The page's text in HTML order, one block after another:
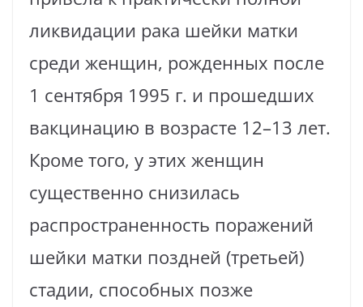
ликвидации рака шейки матки
среди женщин, рожденных после
1 сентября 1995 г. и прошедших
вакцинацию в возрасте 12–13 лет.
Кроме того, у этих женщин
существенно снизилась
распространенность поражений
шейки матки поздней (третьей)
стадии, способных позже